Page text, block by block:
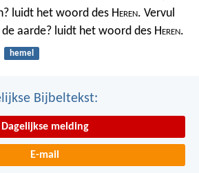
luidt het woord des Heren. Vervul
aarde? luidt het woord des Heren.
hemel
Bijbeltekst:
Dagelijkse melding
E-mail